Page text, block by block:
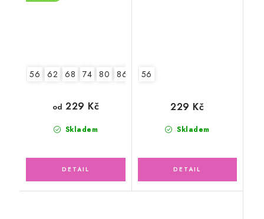
56 62 68 74 80 86 92
Skladem
od 229 Kč
56
Skladem
229 Kč